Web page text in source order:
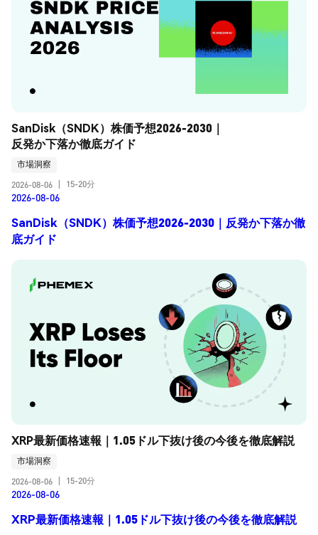
SanDisk（SNDK）株価予想2026-2030｜
反発か下落か徹底ガイド
市場洞察
2026-08-06
15-20分
2026-08-06
SanDisk（SNDK）株価予想2026-2030｜反発か下落か徹
底ガイド
XRP最新価格速報｜1.05ドル下抜け後の今後を徹底解説
市場洞察
2026-08-06
15-20分
2026-08-06
XRP最新価格速報｜1.05ドル下抜け後の今後を徹底解説